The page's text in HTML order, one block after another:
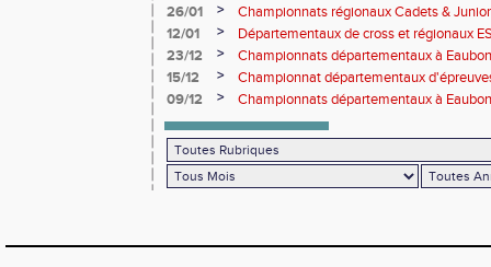
26/01
>
Championnats régionaux Cadets &
performances avant le Meeting de Paris
12/01 >
Départementaux de cross et régionaux
23/12
>
Championnats départementaux à
15/12
>
Championnat départementaux
09/12
> Championnats départementaux à